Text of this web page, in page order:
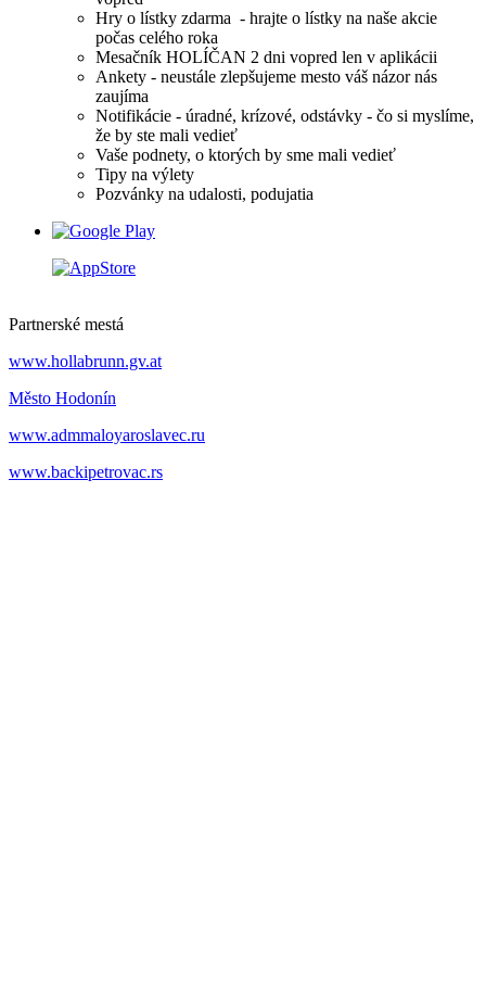
Hry o lístky zdarma - hrajte o lístky na naše akcie
počas celého roka
Mesačník HOLÍČAN 2 dni vopred len v aplikácii
Ankety - neustále zlepšujeme mesto váš názor nás
zaujíma
Notifikácie - úradné, krízové, odstávky - čo si myslíme,
že by ste mali vedieť
Vaše podnety, o ktorých by sme mali vedieť
Tipy na výlety
Pozvánky na udalosti, podujatia
Partnerské mestá
www.hollabrunn.gv.at
Město Hodonín
www.admmaloyaroslavec.ru
www.backipetrovac.rs